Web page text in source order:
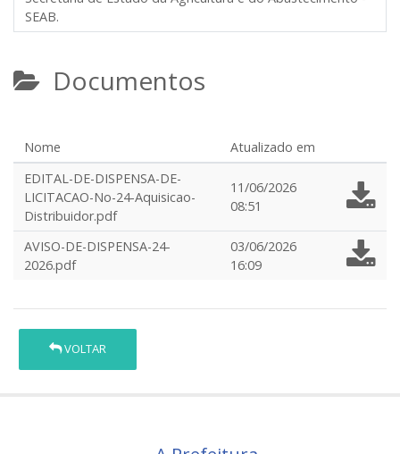
SEAB.
Documentos
Nome
Atualizado em
EDITAL-DE-DISPENSA-DE-
LICITACAO-No-24-Aquisicao-
Distribuidor.pdf
11/06/2026
08:51
AVISO-DE-DISPENSA-24-
2026.pdf
03/06/2026
16:09
VOLTAR